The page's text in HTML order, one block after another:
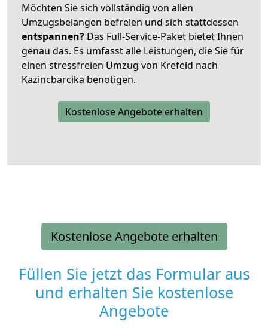
Möchten Sie sich vollständig von allen
Umzugsbelangen befreien und sich stattdessen
entspannen? Das Full-Service-Paket bietet Ihnen
genau das. Es umfasst alle Leistungen, die Sie für
einen stressfreien Umzug von Krefeld nach
Kazincbarcika benötigen.
Kostenlose Angebote erhalten
Kostenlose Angebote erhalten
Füllen Sie jetzt das Formular aus
und erhalten Sie kostenlose
Angebote